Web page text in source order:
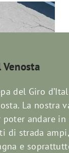
del Giro
La nostra
andare in
di strada ampi,
e